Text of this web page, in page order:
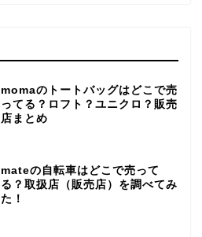
momaのトートバッグはどこで売
ってる？ロフト？ユニクロ？販売
店まとめ
mateの自転車はどこで売って
る？取扱店（販売店）を調べてみ
た！